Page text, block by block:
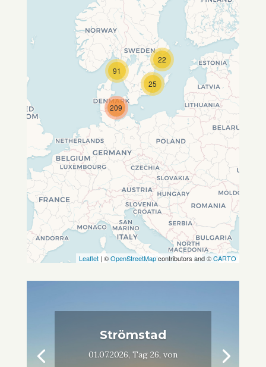
Travelers' Map wird geladen …
Wenn du dies siehst, nachdem
deine Seite vollständig geladen
wurde, fehlen leafletJS-Dateien.
22
25
209
91
Leaflet | ©OpenStreetMapcontributors and ©CARTO
Strömstad
01.07.2026, Tag 26, von